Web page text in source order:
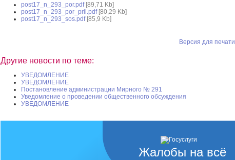
post17_n_293_por.pdf[89,71 Kb]
post17_n_293_por_pril.pdf[80,29 Kb]
post17_n_293_sos.pdf[85,9 Kb]
Версия для печати
Другие новости по теме:
УВЕДОМЛЕНИЕ
УВЕДОМЛЕНИЕ
Постановление администрации Мирного № 291
Уведомление о проведении общественного обсуждения
УВЕДОМЛЕНИЕ
Жалобы на всё